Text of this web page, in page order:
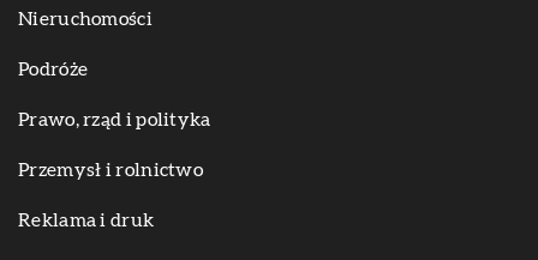
Nieruchomości
Podróże
Prawo, rząd i polityka
Przemysł i rolnictwo
Reklama i druk